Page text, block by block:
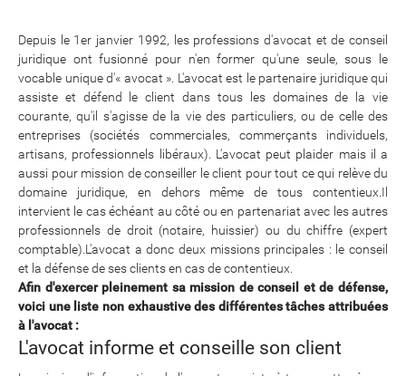
Depuis le 1er janvier 1992, les professions d'avocat et de conseil
juridique ont fusionné pour n'en former qu'une seule, sous le
vocable unique d'« avocat ». L'avocat est le partenaire juridique qui
assiste et défend le client dans tous les domaines de la vie
courante, qu'il s'agisse de la vie des particuliers, ou de celle des
entreprises (sociétés commerciales, commerçants individuels,
artisans, professionnels libéraux). L'avocat peut plaider mais il a
aussi pour mission de conseiller le client pour tout ce qui relève du
domaine juridique, en dehors même de tous contentieux.Il
intervient le cas échéant au côté ou en partenariat avec les autres
professionnels de droit (notaire, huissier) ou du chiffre (expert
comptable).L'avocat a donc deux missions principales : le conseil
et la défense de ses clients en cas de contentieux.
Afin d'exercer pleinement sa mission de conseil et de défense,
voici une liste non exhaustive des différentes tâches attribuées
à l'avocat :
L'avocat informe et conseille son client